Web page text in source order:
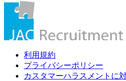
利用規約
プライバシーポリシー
カスタマーハラスメントに